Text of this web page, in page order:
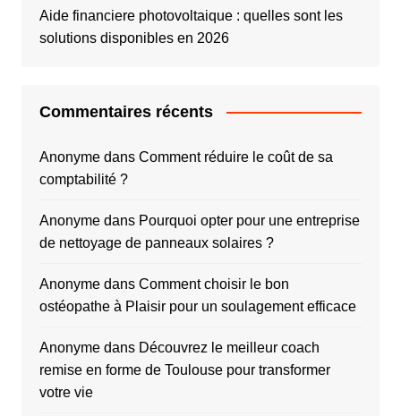
Aide financiere photovoltaique : quelles sont les
solutions disponibles en 2026
Commentaires récents
Anonymedans Comment réduire le coût de sa
comptabilité ?
Anonymedans Pourquoi opter pour une entreprise
de nettoyage de panneaux solaires ?
Anonymedans Comment choisir le bon
ostéopathe à Plaisir pour un soulagement efficace
Anonymedans Découvrez le meilleur coach
remise en forme de Toulouse pour transformer
votre vie